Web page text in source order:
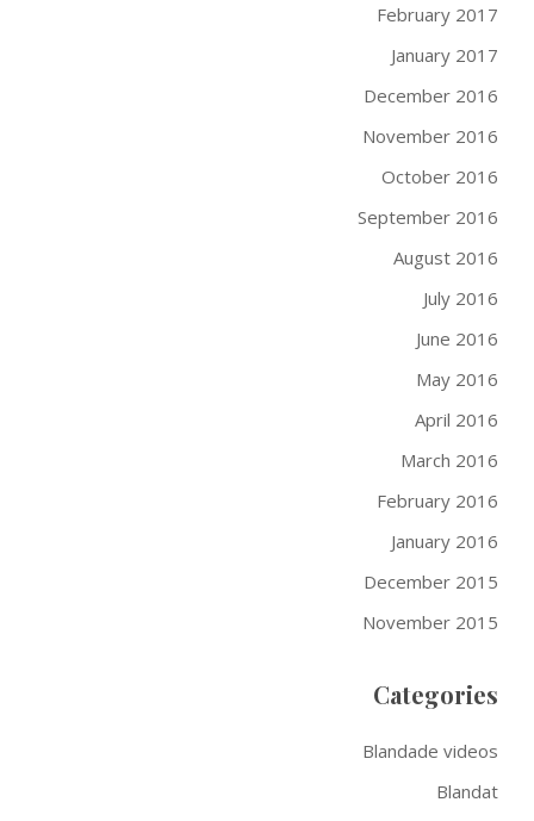
February 2017
January 2017
December 2016
November 2016
October 2016
September 2016
August 2016
July 2016
June 2016
May 2016
April 2016
March 2016
February 2016
January 2016
December 2015
November 2015
Categories
Blandade videos
Blandat